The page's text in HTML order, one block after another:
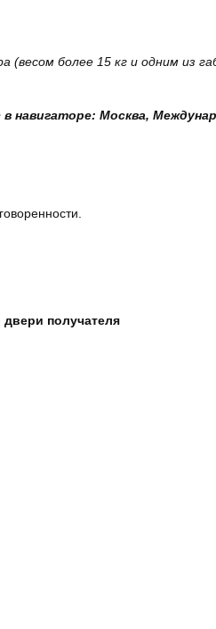
более 15 кг и одним из
в навигаторе: Москва,
получателя